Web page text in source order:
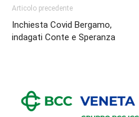
Articolo precedente
Inchiesta Covid Bergamo,
indagati Conte e Speranza